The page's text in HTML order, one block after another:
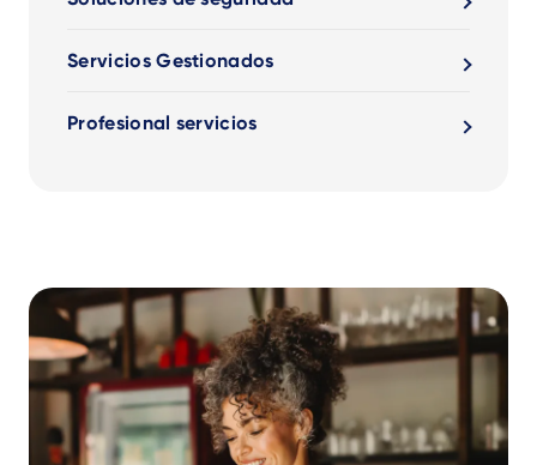
Servicios Gestionados
Profesional servicios